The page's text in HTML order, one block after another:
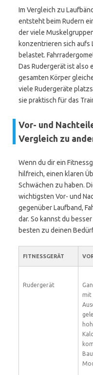
Im Vergleich zu
entsteht beim Rudern
der viele
konzentrieren sich aufs
belastet.
Das Rudergerät ist also
gesamten Körper
viele Rudergeräte
sie praktisch für das
Vor- und
Vergleich zu
Wenn du dir ein
hilfreich, einen klaren
Schwächen zu haben.
wichtigsten Vor- und
gegenüber Laufband,
dar. So kannst du
besten zu deinen
FITNESSGERÄT
Rudergerät
mit